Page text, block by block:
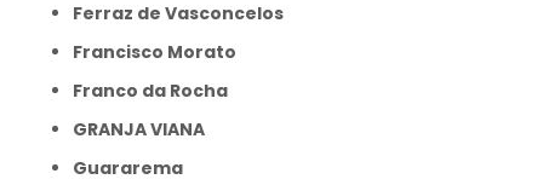
Ferraz de Vasconcelos
Francisco Morato
Franco da Rocha
GRANJA VIANA
Guararema